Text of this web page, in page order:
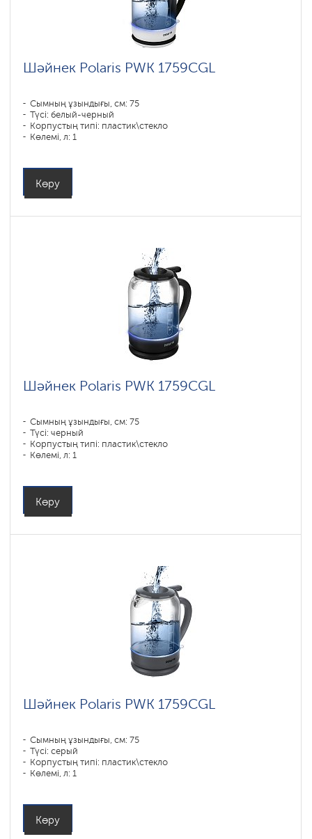
Шәйнек Polaris PWK 1759CGL
Сымның ұзындығы, см: 75
Түсі: белый-черный
Корпустың типі: пластик\стекло
Көлемі, л: 1
Көру
Шәйнек Polaris PWK 1759CGL
Сымның ұзындығы, см: 75
Түсі: черный
Корпустың типі: пластик\стекло
Көлемі, л: 1
Көру
Шәйнек Polaris PWK 1759CGL
Сымның ұзындығы, см: 75
Түсі: серый
Корпустың типі: пластик\стекло
Көлемі, л: 1
Көру
PRO
COLLECTION